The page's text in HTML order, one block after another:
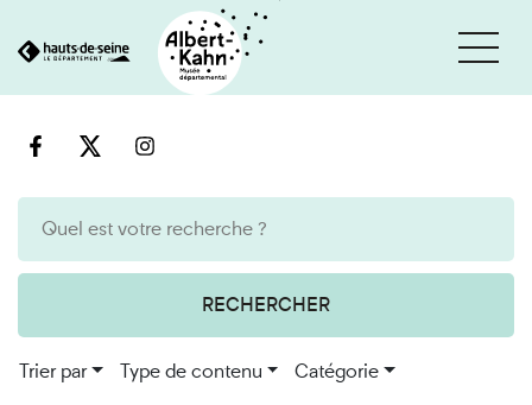
au
RECHERCHER
Trier par Type de contenu Catégorie
Cookies et traceurs utilisés sur ce site